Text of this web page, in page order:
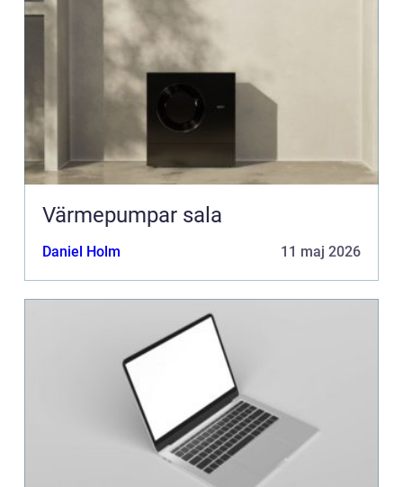
Värmepumpar sala
Daniel Holm 11 maj 2026